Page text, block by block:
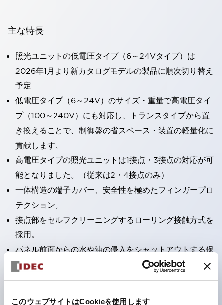
このウェブサイトはCookieを使用します
主な特長
照光ユニットの低電圧タイプ（6～24Vタイプ）は
2026年1月より新カタログモデルの製品に順次切り替え
予定
低電圧タイプ（6～24V）のサイズ・重量で高電圧タイ
プ（100～240V）にも対応し、トランスタイプから置
き換えることで、制御盤の省スペース・装置の軽量化に
貢献します。
高電圧タイプの照光ユニットは1接点・3接点の対応が可
能となりました。（従来は2・4接点のみ）
一体構造の端子カバー、安全性を極めたフィンガープロ
テクション。
接点部をセルフクリーニングするローリング接触方式を
採用。
パネル前面からの水や油の侵入をシャットアウトする保
護構造：IP65。（ただし2点押ボタンスイッチは
IP40）